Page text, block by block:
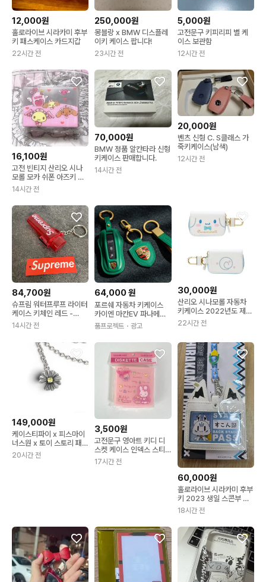
12,000원
홀로라이브 시라카미 후부
키 패스케이스 카드지갑
22시간 전
250,000원
몽블랑 x BMW 디스플레
이키 케이스 팝니다!
23시간 전
5,000원
고전문구 키피리피 별 케
이스 보관함
12시간 전
16,100원
고전 빈티지 산리오 시나
모롤 모카 쉬폰 아즈키 시
나모엔젤스 천사 간호사
보관함 케이스
14시간 전
70,000원
BMW 정품 알칸타라 신형
키케이스 판매합니다.
14시간 전
20,000원
벤츠 신형 C. S클래스 가
죽키케이스(남색)
12시간 전
84,700원
슈프림 워터프루프 라이터
케이스 키체인 레드 -
20SS
14시간 전
64,000원
포르쉐 자동차 키케이스
카이엔 마칸EV 파나메라
타이칸 911 키링 노블레사
그린
품프로젝트 ・광고
30,000원
산리오 시나모롤 자동차
키케이스 2022년도 제품
키홀더
22시간 전
149,000원
케이스티파이 x 피스마이
너스원 x 토이 스토리 패션
키체인 키링
20시간 전
3,500원
고전문구 영아트 키디 디
스켓 케이스 인덱스 스티
커 세트
17시간 전
60,000원
홀로라이브 시라카미 후부
키 2023 생일 스콘부 패
스 카드 케이스
18시간 전